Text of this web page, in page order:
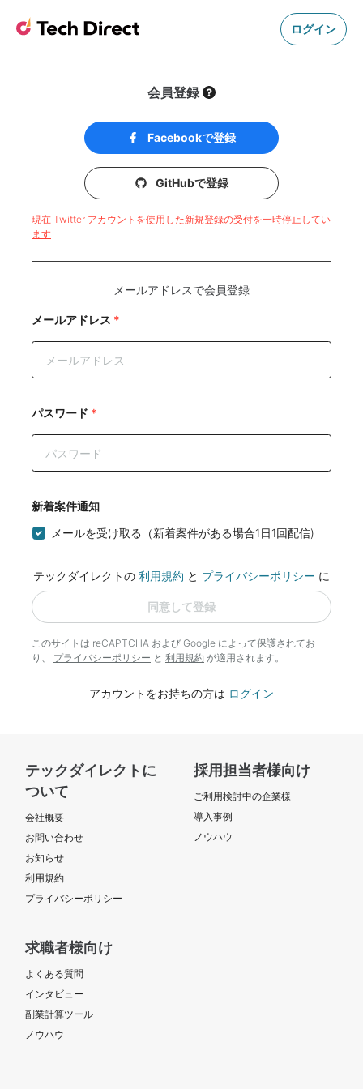
ログイン
会員登録
Facebookで登録
GitHubで登録
現在 Twitter アカウントを使用した新規登録の受付を一時停止してい
ます
メールアドレスで会員登録
メールアドレス *
パスワード *
新着案件通知
メールを受け取る（新着案件がある場合1日1回配信)
テックダイレクトの 利用規約 と プライバシーポリシー に
同意して登録
このサイトは reCAPTCHA および Google によって保護されてお
り、 プライバシーポリシー と 利用規約 が適用されます。
アカウントをお持ちの方は ログイン
テックダイレクトに
ついて
会社概要
お問い合わせ
お知らせ
利用規約
プライバシーポリシー
採用担当者様向け
ご利用検討中の企業様
導入事例
ノウハウ
求職者様向け
よくある質問
インタビュー
副業計算ツール
ノウハウ